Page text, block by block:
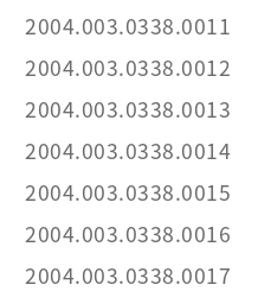
2004.003.0338.0011
2004.003.0338.0012
2004.003.0338.0013
2004.003.0338.0014
2004.003.0338.0015
2004.003.0338.0016
2004.003.0338.0017